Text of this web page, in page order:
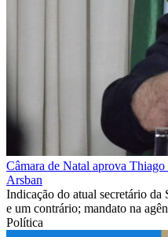
Câmara de Natal aprova
Arsban
Indicação do atual secretário
e um contrário; mandato na
Política